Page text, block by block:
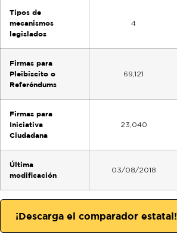
Tipos de
mecanismos
legislados
4
Firmas para
Pleibiscito o
Referéndums
69,121
Firmas para
Iniciativa
Ciudadana
23,040
Última
modificación
03/08/2018
¡Descarga el comparador estatal!